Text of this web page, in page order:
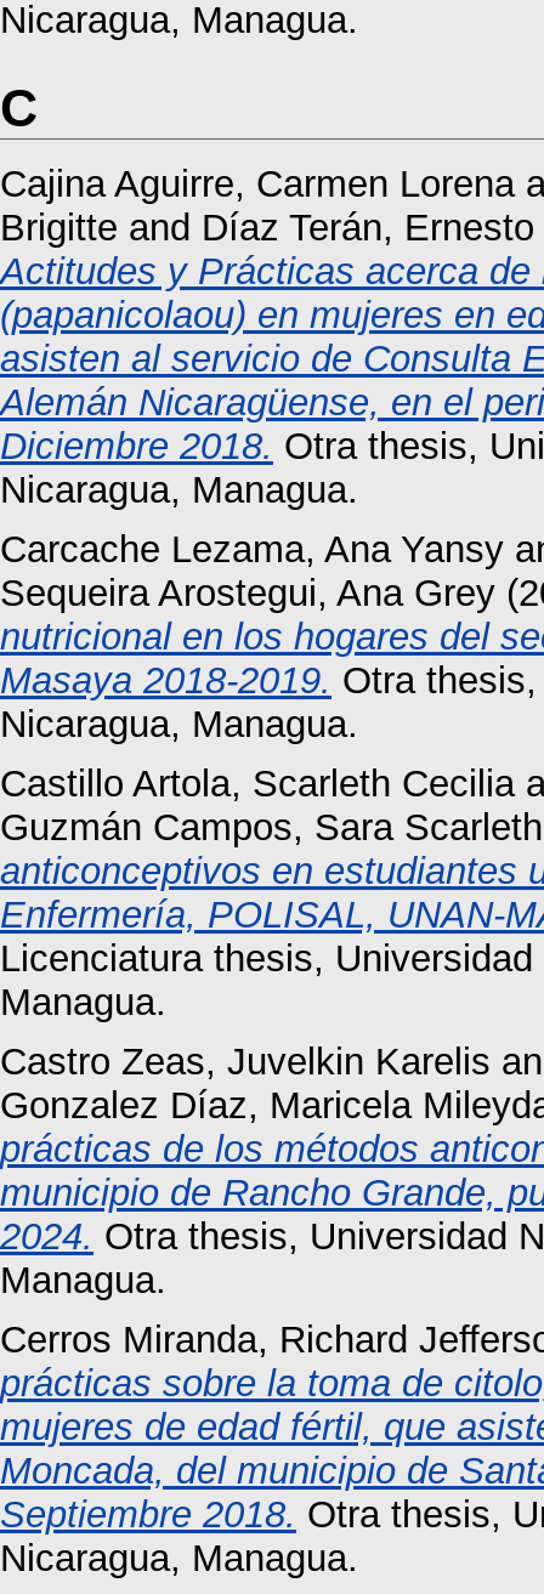
Nicaragua, Managua.
C
Cajina Aguirre, Carmen Lorena
Brigitte and Díaz Terán,
Actitudes y Prácticas acerca
(papanicolaou) en mujeres en
asisten al servicio de Consulta
Alemán Nicaragüense, en el
Diciembre 2018. Otra thesis,
Nicaragua, Managua.
Carcache Lezama, Ana Yansy
Sequeira Arostegui, Ana Grey
nutricional en los hogares del
Masaya 2018-2019. Otra
Nicaragua, Managua.
Castillo Artola, Scarleth Cecilia
Guzmán Campos, Sara Scarleth
anticonceptivos en estudiantes
Enfermería, POLISAL, UNAN-
Licenciatura thesis,
Managua.
Castro Zeas, Juvelkin Karelis
Gonzalez Díaz, Maricela
prácticas de los métodos
municipio de Rancho Grande,
2024. Otra thesis, Universidad
Managua.
Cerros Miranda, Richard
prácticas sobre la toma de
mujeres de edad fértil, que
Moncada, del municipio de
Septiembre 2018. Otra thesis,
Nicaragua, Managua.